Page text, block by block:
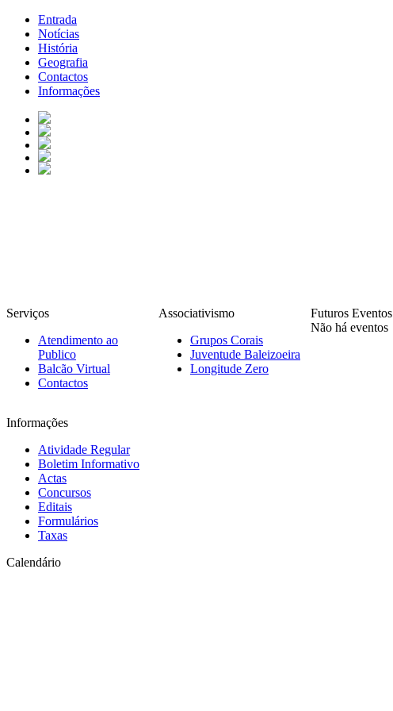
Entrada
Notícias
História
Geografia
Contactos
Informações
Serviços
Atendimento ao
Publico
Balcão Virtual
Contactos
Associativismo
Grupos Corais
Juventude Baleizoeira
Longitude Zero
Futuros Eventos
Não há eventos
Informações
Atividade Regular
Boletim Informativo
Actas
Concursos
Editais
Formulários
Taxas
Calendário